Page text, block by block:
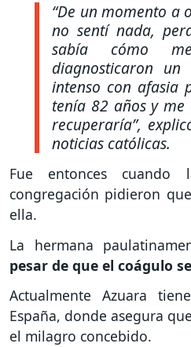
“De un momento a
no sentí nada,
sabía cómo
diagnosticaron
intenso con afasia
tenía 82 años y
recuperaría”,
noticias católicas.
Fue entonces
congregación pidieron
ella.
La hermana
pesar de que el coágulo
Actualmente Azuara
España, donde asegura
el milagro concebido.